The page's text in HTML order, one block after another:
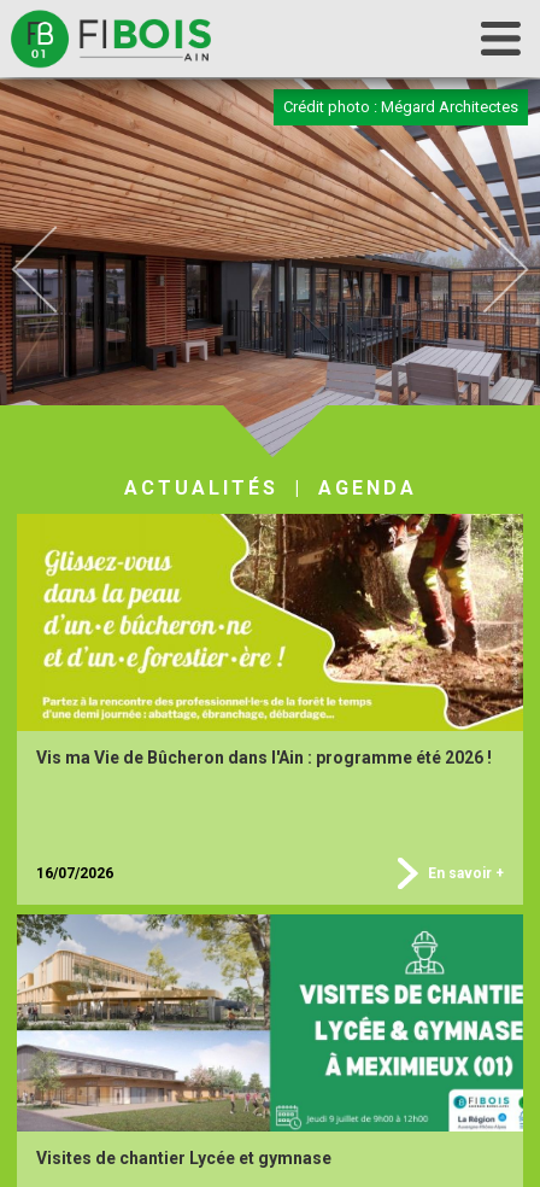
Accueil
Fibois 01
La filière
Nos actions
Les outils
Contact
Crédit photo : Mégard Architectes
ACTUALITÉS | AGENDA
Vis ma Vie de Bûcheron dans l'Ain : programme été 2026 !
16/07/2026 En savoir +
Visites de chantier Lycée et gymnase